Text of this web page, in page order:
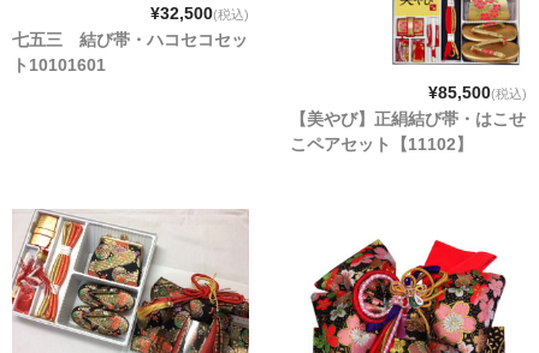
¥32,500(税込)
七五三 結び帯・ハコセコセッ
ト10101601
¥85,500(税込)
【美やび】正絹結び帯・はこせ
こペアセット【11102】